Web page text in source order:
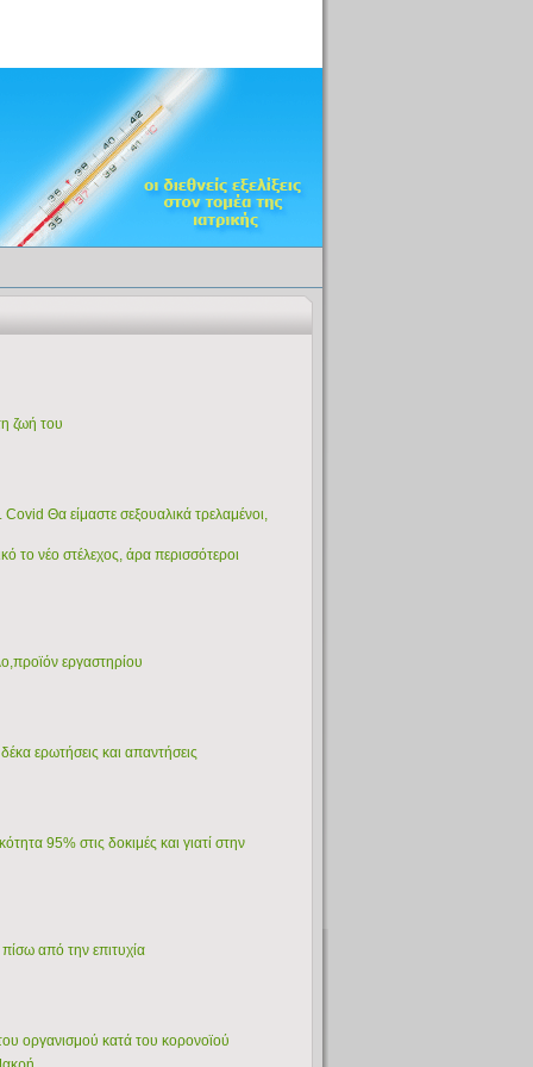
ζωή του
Θα είμαστε σεξουαλικά τρελαμένοι,
το νέο στέλεχος, άρα περισσότεροι
εργαστηρίου
ερωτήσεις και απαντήσεις
95% στις δοκιμές και γιατί στην
από την επιτυχία
οργανισμού κατά του κορονοϊού